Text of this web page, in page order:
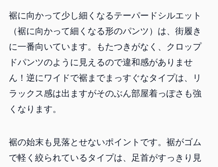
裾に向かって少し細くなるテーパードシルエット
（裾に向かって細くなる形のパンツ）は、街履き
に一番向いています。もたつきがなく、クロップ
ドパンツのように見えるので違和感がありませ
ん！逆にワイドで裾までまっすぐなタイプは、リ
ラックス感は出ますがそのぶん部屋着っぽさも強
くなります。
裾の始末も見落とせないポイントです。裾がゴム
で軽く絞られているタイプは、足首がすっきり見